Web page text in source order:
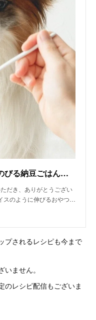
混ぜるだけ！トルコアイス風のびる納豆ごはんムース（手作り犬おやつレシピ）｜いちかわあやこ（犬ごはん先生）｜note
だき、ありがとうござい
スのように伸びるおやつ…
プされるレシピも今まで
ません。
のレシピ配信もございま